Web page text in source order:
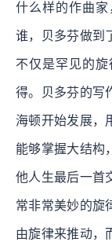
什么样的作曲
谁，贝多芬做到
不仅是罕见的
得。贝多芬的写
海顿开始发展，
能够掌握大结构
他人生最后一首
常非常美妙的旋
由旋律来推动，